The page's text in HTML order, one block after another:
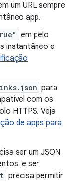
um URL sempre
app.
em pelo
instantâneo e
para
com os
HTTPS. Veja
de apps para
ser um JSON
e ser
precisa permitir